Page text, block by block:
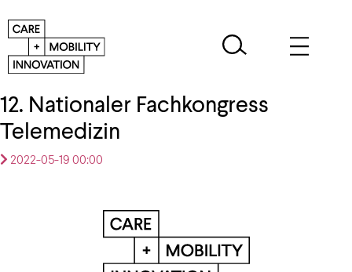
12. Nationaler Fachkongress
Telemedizin
2022-05-19 00:00